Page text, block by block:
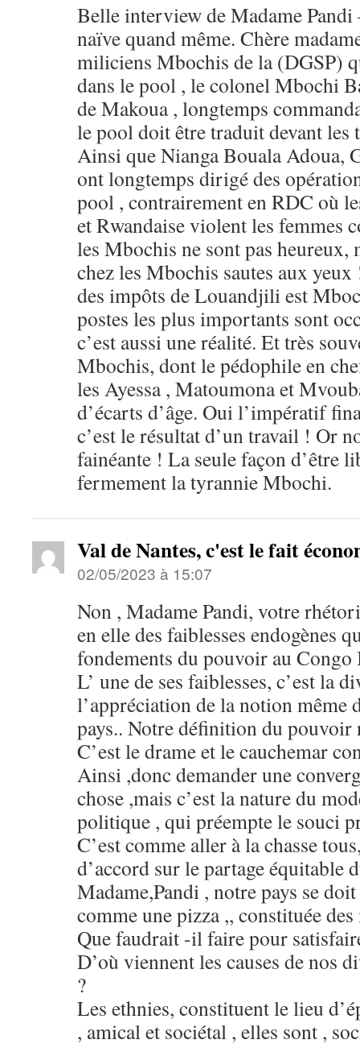
Belle interview de Madame
naïve quand même. Chère
miliciens Mbochis de la (DGSP)
dans le pool , le colonel Mbochi
de Makoua , longtemps
le pool doit être traduit devant
Ainsi que Nianga Bouala Adoua,
ont longtemps dirigé des
pool , contrairement en RDC où
et Rwandaise violent les femmes
les Mbochis ne sont pas
chez les Mbochis sautes aux
des impôts de Louandjili est
postes les plus importants sont
c’est aussi une réalité. Et très
Mbochis, dont le pédophile en
les Ayessa , Matoumona et
d’écarts d’âge. Oui l’impératif
c’est le résultat d’un travail ! Or
fainéante ! La seule façon d’être
fermement la tyrannie Mbochi.
Val de Nantes, c'est le fait
02/05/2023 à 15:07
Non , Madame Pandi, votre
en elle des faiblesses endogènes
fondements du pouvoir au
L’ une de ses faiblesses, c’est la
l’appréciation de la notion même
pays.. Notre définition du pouvoir
C’est le drame et le cauchemar
Ainsi ,donc demander une
chose ,mais c’est la nature du
politique , qui préempte le souci
C’est comme aller à la chasse
d’accord sur le partage
Madame,Pandi , notre pays se
comme une pizza ,, constituée
Que faudrait -il faire pour
D’où viennent les causes de nos
?
Les ethnies, constituent le lieu
, amical et sociétal , elles sont ,